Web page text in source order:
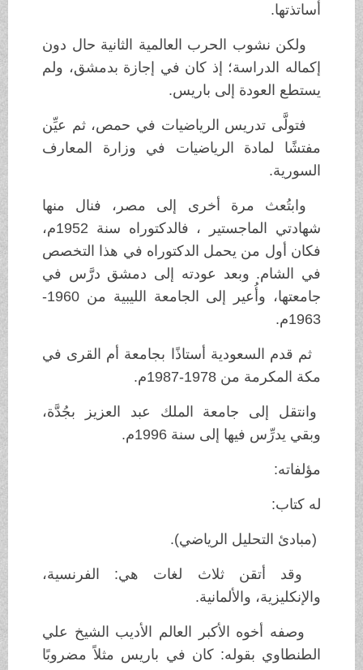
أساتذتها.
ولكن نشوب الحرب العالمية الثانية حال دون
إكماله الدراسة؛ إذ كان في إجازة بدمشق، ولم
يستطع العودة إلى باريس.
فتولَّى تدريس الرياضيات في حمص، ثم عيِّن
مفتشًا لمادة الرياضيات في وزارة المعارف
السورية.
وابتُعث مرة أخرى إلى مصر، فنال منها
شهادتي الماجستير ، فالدكتوراه سنة 1952م،
فكان أول من يحمل الدكتوراه في هذا التخصص
في الشام. وبعد عودته إلى دمشق درَّس في
جامعتها، وأُعير إلى الجامعة الليبية من 1960-
1963م.
ثم قدم السعودية أستاذًا بجامعة أم القرى في
مكة المكرمة من 1978-1987م.
وانتقل إلى جامعة الملك عبد العزيز بجُدَّة،
وبقي يدرِّس فيها إلى سنة 1996م.
مؤلفاته:
له كتاب:
(مبادئ التحليل الرياضي).
وقد أتقن ثلاث لغات هي: الفرنسية،
والإنكليزية، والألمانية.
وصفه أخوه الأكبر العالم الأديب الشيخ علي
الطنطاوي بقوله: كان في باريس مثلاً مضروبًا